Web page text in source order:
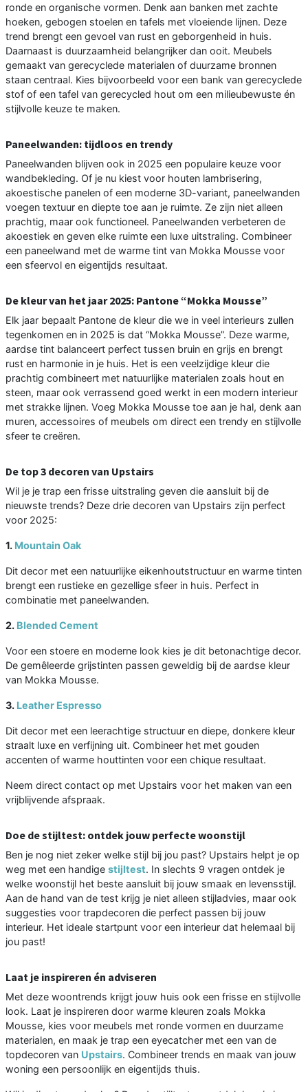
ronde en organische vormen. Denk aan banken met zachte
hoeken, gebogen stoelen en tafels met vloeiende lijnen. Deze
trend brengt een gevoel van rust en geborgenheid in huis.
Daarnaast is duurzaamheid belangrijker dan ooit. Meubels
gemaakt van gerecyclede materialen of duurzame bronnen
staan centraal. Kies bijvoorbeeld voor een bank van gerecyclede
stof of een tafel van gerecycled hout om een milieubewuste én
stijlvolle keuze te maken.
Paneelwanden: tijdloos en trendy
Paneelwanden blijven ook in 2025 een populaire keuze voor
wandbekleding. Of je nu kiest voor houten lambrisering,
akoestische panelen of een moderne 3D-variant, paneelwanden
voegen textuur en diepte toe aan je ruimte. Ze zijn niet alleen
prachtig, maar ook functioneel. Paneelwanden verbeteren de
akoestiek en geven elke ruimte een luxe uitstraling. Combineer
een paneelwand met de warme tint van Mokka Mousse voor
een sfeervol en eigentijds resultaat.
De kleur van het jaar 2025: Pantone “Mokka Mousse”
Elk jaar bepaalt Pantone de kleur die we in veel interieurs zullen
tegenkomen en in 2025 is dat “Mokka Mousse”. Deze warme,
aardse tint balanceert perfect tussen bruin en grijs en brengt
rust en harmonie in je huis. Het is een veelzijdige kleur die
prachtig combineert met natuurlijke materialen zoals hout en
steen, maar ook verrassend goed werkt in een modern interieur
met strakke lijnen. Voeg Mokka Mousse toe aan je hal, denk aan
muren, accessoires of meubels om direct een trendy en stijlvolle
sfeer te creëren.
De top 3 decoren van Upstairs
Wil je je trap een frisse uitstraling geven die aansluit bij de
nieuwste trends? Deze drie decoren van Upstairs zijn perfect
voor 2025:
1. Mountain Oak
Dit decor met een natuurlijke eikenhoutstructuur en warme tinten
brengt een rustieke en gezellige sfeer in huis. Perfect in
combinatie met paneelwanden.
2. Blended Cement
Voor een stoere en moderne look kies je dit betonachtige decor.
De gemêleerde grijstinten passen geweldig bij de aardse kleur
van Mokka Mousse.
3. Leather Espresso
Dit decor met een leerachtige structuur en diepe, donkere kleur
straalt luxe en verfijning uit. Combineer het met gouden
accenten of warme houttinten voor een chique resultaat.
Neem direct contact op met Upstairs voor het maken van een
vrijblijvende afspraak.
Doe de stijltest: ontdek jouw perfecte woonstijl
Ben je nog niet zeker welke stijl bij jou past? Upstairs helpt je op
weg met een handige stijltest. In slechts 9 vragen ontdek je
welke woonstijl het beste aansluit bij jouw smaak en levensstijl.
Aan de hand van de test krijg je niet alleen stijladvies, maar ook
suggesties voor trapdecoren die perfect passen bij jouw
interieur. Het ideale startpunt voor een interieur dat helemaal bij
jou past!
Laat je inspireren én adviseren
Met deze woontrends krijgt jouw huis ook een frisse en stijlvolle
look. Laat je inspireren door warme kleuren zoals Mokka
Mousse, kies voor meubels met ronde vormen en duurzame
materialen, en maak je trap een eyecatcher met een van de
topdecoren van Upstairs. Combineer trends en maak van jouw
woning een persoonlijk en eigentijds thuis.